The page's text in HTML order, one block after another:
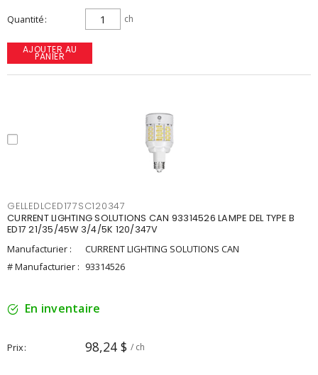
Quantité ch
AJOUTER AU
PANIER
GELLEDLCED177SC120347
CURRENT LIGHTING SOLUTIONS CAN 93314526 LAMPE DEL TYPE B
ED17 21/35/45W 3/4/5K 120/347V
Manufacturier :
CURRENT LIGHTING SOLUTIONS CAN
# Manufacturier : 93314526
En inventaire
Prix 98,24 $ / ch